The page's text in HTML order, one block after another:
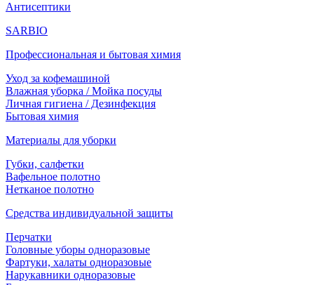
Антисептики
SARBIO
Профессиональная и бытовая химия
Уход за кофемашиной
Влажная уборка / Мойка посуды
Личная гигиена / Дезинфекция
Бытовая химия
Материалы для уборки
Губки, салфетки
Вафельное полотно
Нетканое полотно
Средства индивидуальной защиты
Перчатки
Головные уборы одноразовые
Фартуки, халаты одноразовые
Нарукавники одноразовые